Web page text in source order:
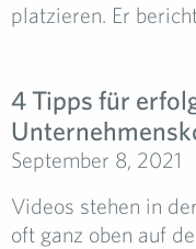
platzieren. Er
4 Tipps für
September 8, 2021
Videos stehen in
oft ganz oben auf